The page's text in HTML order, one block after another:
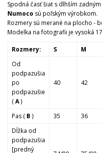
Spodná časť šiat s dlhším
Numoco sú poľským výrobkom.
Rozmery sú merané na plocho -
Modelka na fotografii je vysoká
Rozmery: S M
Od
podpazušia
po
podpazušie
(A)
40 42
Pas ( B ) 35 36
Dĺžka od
podpazušia
[predný